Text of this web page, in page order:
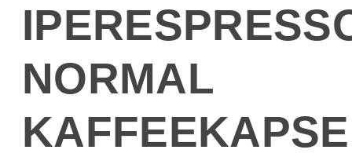
NORMAL